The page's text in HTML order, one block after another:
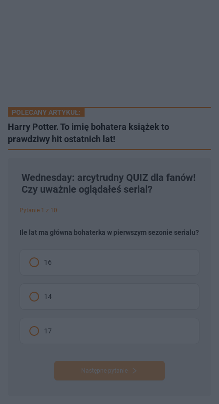
POLECANY ARTYKUŁ:
Harry Potter. To imię bohatera książek to
prawdziwy hit ostatnich lat!
Wednesday: arcytrudny QUIZ dla fanów!
Czy uważnie oglądałeś serial?
Pytanie 1 z 10
Ile lat ma główna bohaterka w pierwszym sezonie serialu?
16
14
17
Następne pytanie